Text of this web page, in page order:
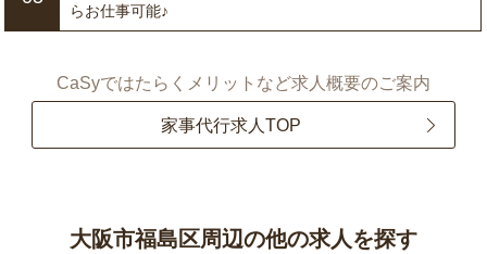
らお仕事可能♪
CaSyではたらくメリットなど求人概要のご案内
家事代行求人TOP
大阪市福島区周辺の他の求人を探す